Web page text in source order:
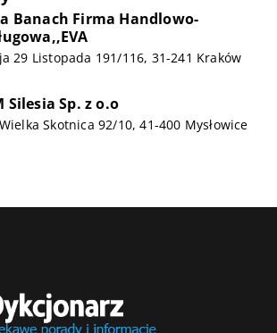
Banach Firma Handlowo-
29 Listopada 191/116, 31-241 Kraków
Silesia Sp. z o.o
Skotnica 92/10, 41-400 Mysłowice